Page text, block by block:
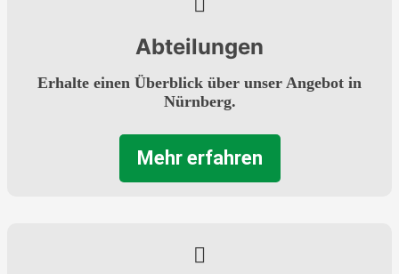
Abteilungen
Erhalte einen Überblick über unser Angebot in
Nürnberg.
Mehr erfahren